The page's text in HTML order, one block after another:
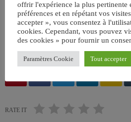
ÉCRIT PAR:JEAN-CLAUDE
RATE IT
offrir l'expérience la plus pertinente
préférences et en répétant vos
accepter », vous consentez à
cookies. Cependant, vous pouvez
des cookies » pour fournir un
Paramètres Cookie Tout accepter